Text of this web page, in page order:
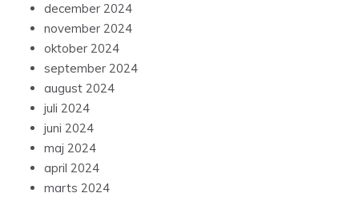
december 2024
november 2024
oktober 2024
september 2024
august 2024
juli 2024
juni 2024
maj 2024
april 2024
marts 2024